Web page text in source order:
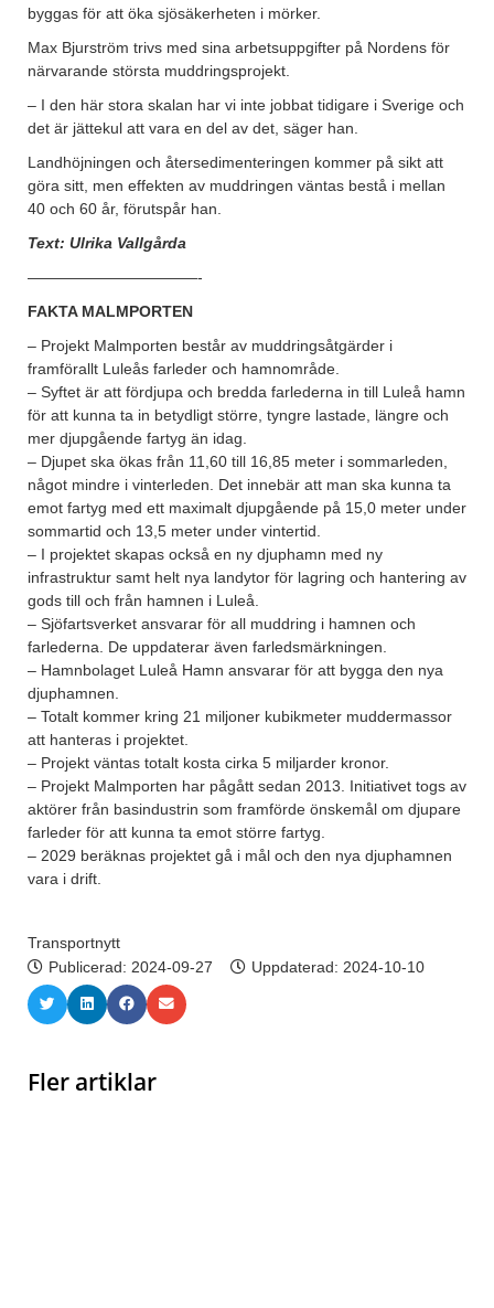
byggas för att öka sjösäkerheten i mörker.
Max Bjurström trivs med sina arbetsuppgifter på Nordens för
närvarande största muddringsprojekt.
– I den här stora skalan har vi inte jobbat tidigare i Sverige och
det är jättekul att vara en del av det, säger han.
Landhöjningen och återsedimenteringen kommer på sikt att
göra sitt, men effekten av muddringen väntas bestå i mellan
40 och 60 år, förutspår han.
Text: Ulrika Vallgårda
———————————-
FAKTA MALMPORTEN
– Projekt Malmporten består av muddringsåtgärder i
framförallt Luleås farleder och hamnområde.
– Syftet är att fördjupa och bredda farlederna in till Luleå hamn
för att kunna ta in betydligt större, tyngre lastade, längre och
mer djupgående fartyg än idag.
– Djupet ska ökas från 11,60 till 16,85 meter i sommarleden,
något mindre i vinterleden. Det innebär att man ska kunna ta
emot fartyg med ett maximalt djupgående på 15,0 meter under
sommartid och 13,5 meter under vintertid.
– I projektet skapas också en ny djuphamn med ny
infrastruktur samt helt nya landytor för lagring och hantering av
gods till och från hamnen i Luleå.
– Sjöfartsverket ansvarar för all muddring i hamnen och
farlederna. De uppdaterar även farledsmärkningen.
– Hamnbolaget Luleå Hamn ansvarar för att bygga den nya
djuphamnen.
– Totalt kommer kring 21 miljoner kubikmeter muddermassor
att hanteras i projektet.
– Projekt väntas totalt kosta cirka 5 miljarder kronor.
– Projekt Malmporten har pågått sedan 2013. Initiativet togs av
aktörer från basindustrin som framförde önskemål om djupare
farleder för att kunna ta emot större fartyg.
– 2029 beräknas projektet gå i mål och den nya djuphamnen
vara i drift.
Transportnytt
Publicerad: 2024-09-27 Uppdaterad: 2024-10-10
Fler artiklar